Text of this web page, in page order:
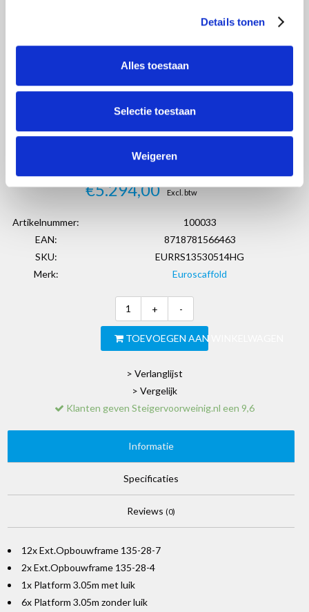
Details tonen
Alles toestaan
Selectie toestaan
Weigeren
€5.294,00 Excl. btw
Artikelnummer:
100033
EAN:
8718781566463
SKU:
EURRS13530514HG
Merk:
Euroscaffold
+ -
TOEVOEGEN AAN WINKELWAGEN
> Verlanglijst
> Vergelijk
Klanten geven Steigervoorweinig.nl een 9,6
Informatie
Specificaties
Reviews (0)
12x Ext.Opbouwframe 135-28-7
2x Ext.Opbouwframe 135-28-4
1x Platform 3.05m met luik
6x Platform 3.05m zonder luik